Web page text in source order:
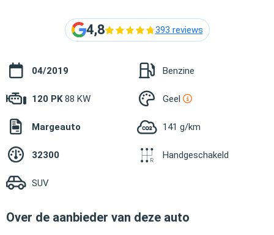
4,8 393 reviews
04/2019 Benzine
120 PK88 KW Geel
Margeauto 141 g/km
32300 Handgeschakeld
SUV
Over de aanbieder van deze auto